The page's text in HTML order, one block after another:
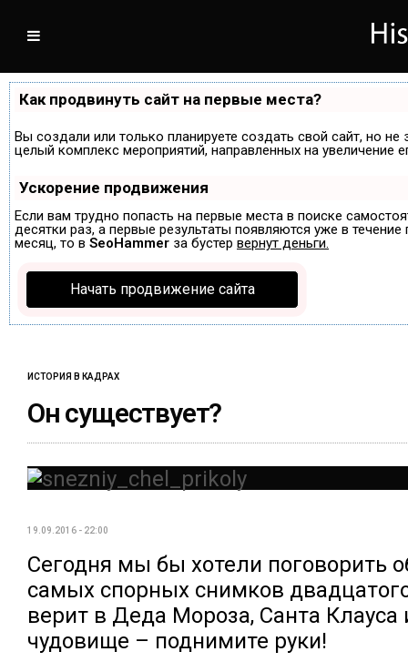
Как продвинуть сайт на первые места?
Вы создали или только планируете создать свой сайт, но
целый комплекс мероприятий, направленных на
Ускорение продвижения
Если вам трудно попасть на первые места в поиске
десятки раз, а первые результаты появляются уже в
месяц, то в SeoHammer за бустер вернут деньги.
Начать продвижение сайта
ИСТОРИЯ В КАДРАХ
Он существует?
19.09.2016 - 22:00
Сегодня мы бы хотели поговорить
самых спорных снимков
верит в Деда Мороза, Санта Клауса
чудовище – поднимите руки!